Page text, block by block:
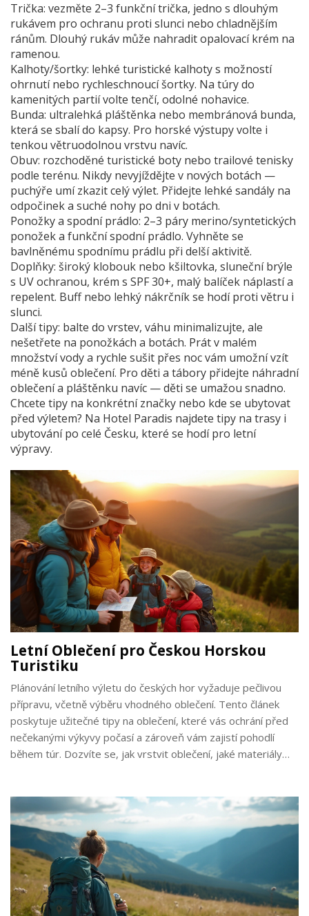
Trička: vezměte 2–3 funkční trička, jedno s dlouhým
rukávem pro ochranu proti slunci nebo chladnějším
ránům. Dlouhý rukáv může nahradit opalovací krém na
ramenou.
Kalhoty/šortky: lehké turistické kalhoty s možností
ohrnutí nebo rychleschnoucí šortky. Na túry do
kamenitých partií volte tenčí, odolné nohavice.
Bunda: ultralehká pláštěnka nebo membránová bunda,
která se sbalí do kapsy. Pro horské výstupy volte i
tenkou větruodolnou vrstvu navíc.
Obuv: rozchoděné turistické boty nebo trailové tenisky
podle terénu. Nikdy nevyjíždějte v nových botách —
puchýře umí zkazit celý výlet. Přidejte lehké sandály na
odpočinek a suché nohy po dni v botách.
Ponožky a spodní prádlo: 2–3 páry merino/syntetických
ponožek a funkční spodní prádlo. Vyhněte se
bavlněnému spodnímu prádlu při delší aktivitě.
Doplňky: široký klobouk nebo kšiltovka, sluneční brýle
s UV ochranou, krém s SPF 30+, malý balíček náplastí a
repelent. Buff nebo lehký nákrčník se hodí proti větru i
slunci.
Další tipy: balte do vrstev, váhu minimalizujte, ale
nešetřete na ponožkách a botách. Prát v malém
množství vody a rychle sušit přes noc vám umožní vzít
méně kusů oblečení. Pro děti a tábory přidejte náhradní
oblečení a pláštěnku navíc — děti se umažou snadno.
Chcete tipy na konkrétní značky nebo kde se ubytovat
před výletem? Na Hotel Paradis najdete tipy na trasy i
ubytování po celé Česku, které se hodí pro letní
výpravy.
Letní Oblečení pro Českou Horskou
Turistiku
Plánování letního výletu do českých hor vyžaduje pečlivou
přípravu, včetně výběru vhodného oblečení. Tento článek
poskytuje užitečné tipy na oblečení, které vás ochrání před
nečekanými výkyvy počasí a zároveň vám zajistí pohodlí
během túr. Dozvíte se, jak vrstvit oblečení, jaké materiály
přírodě do maxima, ať už počasí udělá cokoliv.